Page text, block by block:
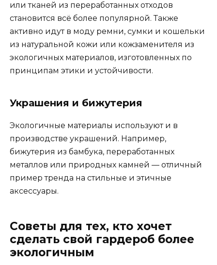
или тканей из переработанных отходов
становится всё более популярной. Также
активно идут в моду ремни, сумки и кошельки
из натуральной кожи или кожзаменителя из
экологичных материалов, изготовленных по
принципам этики и устойчивости.
Украшения и бижутерия
Экологичные материалы используют и в
производстве украшений. Например,
бижутерия из бамбука, переработанных
металлов или природных камней — отличный
пример тренда на стильные и этичные
аксессуары.
Советы для тех, кто хочет
сделать свой гардероб более
экологичным